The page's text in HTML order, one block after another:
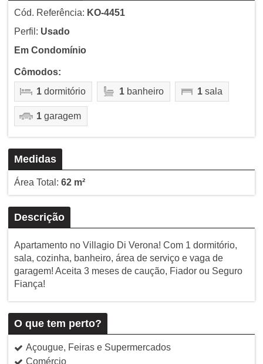
Cód. Referência: KO-4451
Perfil: Usado
Em Condomínio
Cômodos:
1dormitório 1banheiro 1sala
1garagem
Medidas
Área Total: 62 m²
Descrição
Apartamento no Villagio Di Verona! Com 1 dormitório,
sala, cozinha, banheiro, área de serviço e vaga de
garagem! Aceita 3 meses de caução, Fiador ou Seguro
Fiança!
O que tem perto?
Açougue, Feiras e Supermercados
Comércio